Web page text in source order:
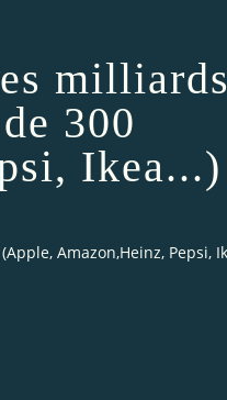
300
Ikea...)
Amazon,Heinz, Pepsi,